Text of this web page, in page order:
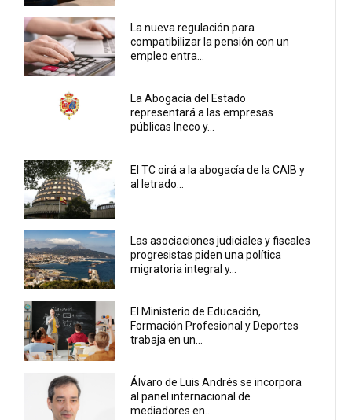
La nueva regulación para
compatibilizar la pensión con un
empleo entra...
La Abogacía del Estado
representará a las empresas
públicas Ineco y...
El TC oirá a la abogacía de la CAIB y
al letrado...
Las asociaciones judiciales y fiscales
progresistas piden una política
migratoria integral y...
El Ministerio de Educación,
Formación Profesional y Deportes
trabaja en un...
Álvaro de Luis Andrés se incorpora
al panel internacional de
mediadores en...